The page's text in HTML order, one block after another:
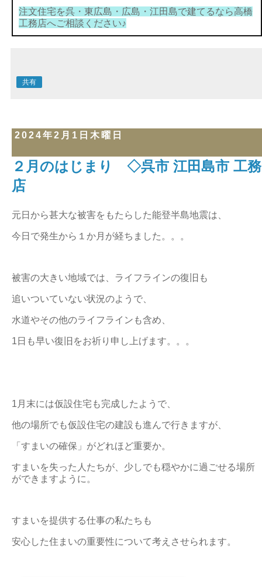
注文住宅を呉・東広島・広島・江田島で建てるなら高橋
工務店へご相談ください♪
共有
2024年2月1日木曜日
２月のはじまり ◇呉市 江田島市 工務
店
元日から甚大な被害をもたらした能登半島地震は、
今日で発生から１か月が経ちました。。。
被害の大きい地域では、ライフラインの復旧も
追いついていない状況のようで、
水道やその他のライフラインも含め、
1日も早い復旧をお祈り申し上げます。。。
1月末には仮設住宅も完成したようで、
他の場所でも仮設住宅の建設も進んで行きますが、
「すまいの確保」がどれほど重要か。
すまいを失った人たちが、少しでも穏やかに過ごせる場所
ができますように。
すまいを提供する仕事の私たちも
安心した住まいの重要性について考えさせられます。